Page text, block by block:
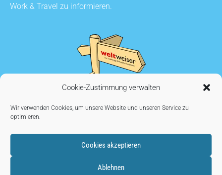
Cookie-Zustimmung verwalten
Wir verwenden Cookies, um unsere Website und unseren Service zu
optimieren.
Cookies akzeptieren
Ablehnen
Work & Travel zu informieren.
COOKIE EINSTELLUNGEN